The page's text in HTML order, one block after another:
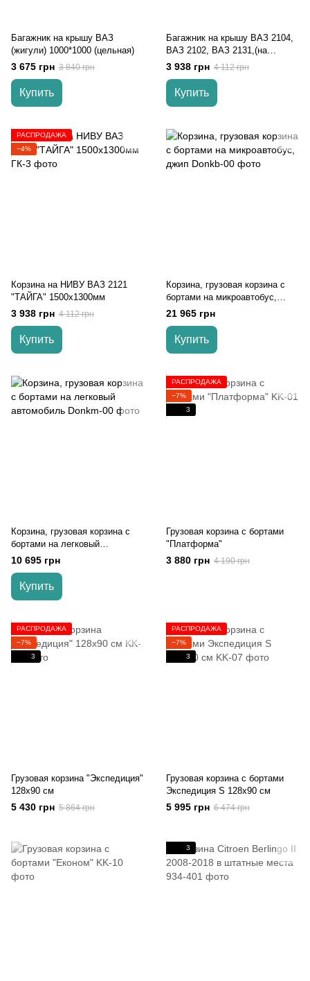
Багажник на крышу ВАЗ
(жигули) 1000*1000 (цельная)
3 675 грн 3 840 грн
Купить
Багажник на крышу ВАЗ 2104,
ВАЗ 2102, ВАЗ 2131,(на
четверку) (на двойку) (на ниву)
(цельная)
3 938 грн 4 112 грн
Купить
РАСПРОДАЖА
−4%
Корзина на НИВУ ВАЗ 2121
"ТАЙГА" 1500х1300мм
3 938 грн 4 112 грн
Купить
Корзина, грузовая корзина с
бортами на микроавтобус,
джип
21 965 грн
Купить
Корзина, грузовая корзина с
бортами на легковый
автомобиль
10 695 грн
Купить
РАСПРОДАЖА
−7%
3
Грузовая корзина с бортами
"Платформа"
3 880 грн 4 190 грн
РАСПРОДАЖА
−7%
3
Грузовая корзина "Экспедиция"
128х90 см
5 430 грн 5 864 грн
РАСПРОДАЖА
−7%
3
Грузовая корзина с бортами
Экспедиция S 128x90 см
5 995 грн 6 474 грн
3